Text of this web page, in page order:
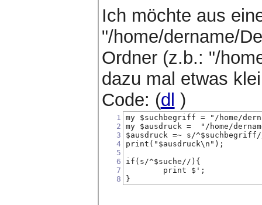
Ich möchte aus
"/home/dername/
Ordner (z.b.: "/
dazu mal etwas
Code: (dl )
1
2
3
4
5
6
7
8
my $suchbegriff = "/home/
my $ausdruck =  "/home/
$ausdruck =~ s/
print("$ausdruck\n");
if(s/^$suche//){
	print $';
}